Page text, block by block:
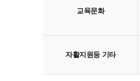
교육문화
자활지원등 기타